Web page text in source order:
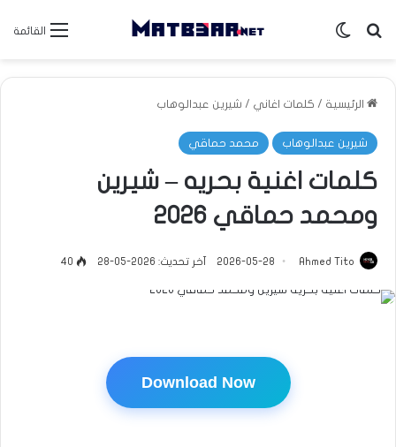
القائمة بحث عنالوضع المظلم
الرئيسية / كلمات اغاني / شيرين عبدالوهاب
شيرين عبدالوهاب محمد حماقي
كلمات اغنية بحريه – شيرين
ومحمد حماقي 2026
Ahmed Tito
2026-05-28 آخر تحديث: 2026-05-28 40
Download Now